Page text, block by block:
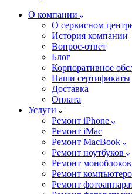
О компании
О сервисном
История компании
Вопрос-ответ
Блог
Корпоративное
Наши сертификаты
Доставка
Оплата
Услуги
Ремонт iPhone
Ремонт iMac
Ремонт MacBook
Ремонт ноутбуков
Ремонт моноблоков
Ремонт
Ремонт